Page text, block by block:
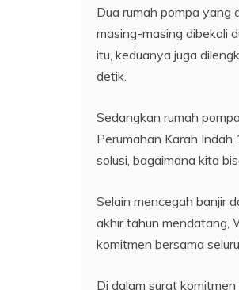
Dua rumah pompa yang
masing-masing dibekali
itu, keduanya juga
detik.
Sedangkan rumah
Perumahan Karah Indah
solusi, bagaimana kita
Selain mencegah banjir
akhir tahun mendatang,
komitmen bersama
Di dalam surat